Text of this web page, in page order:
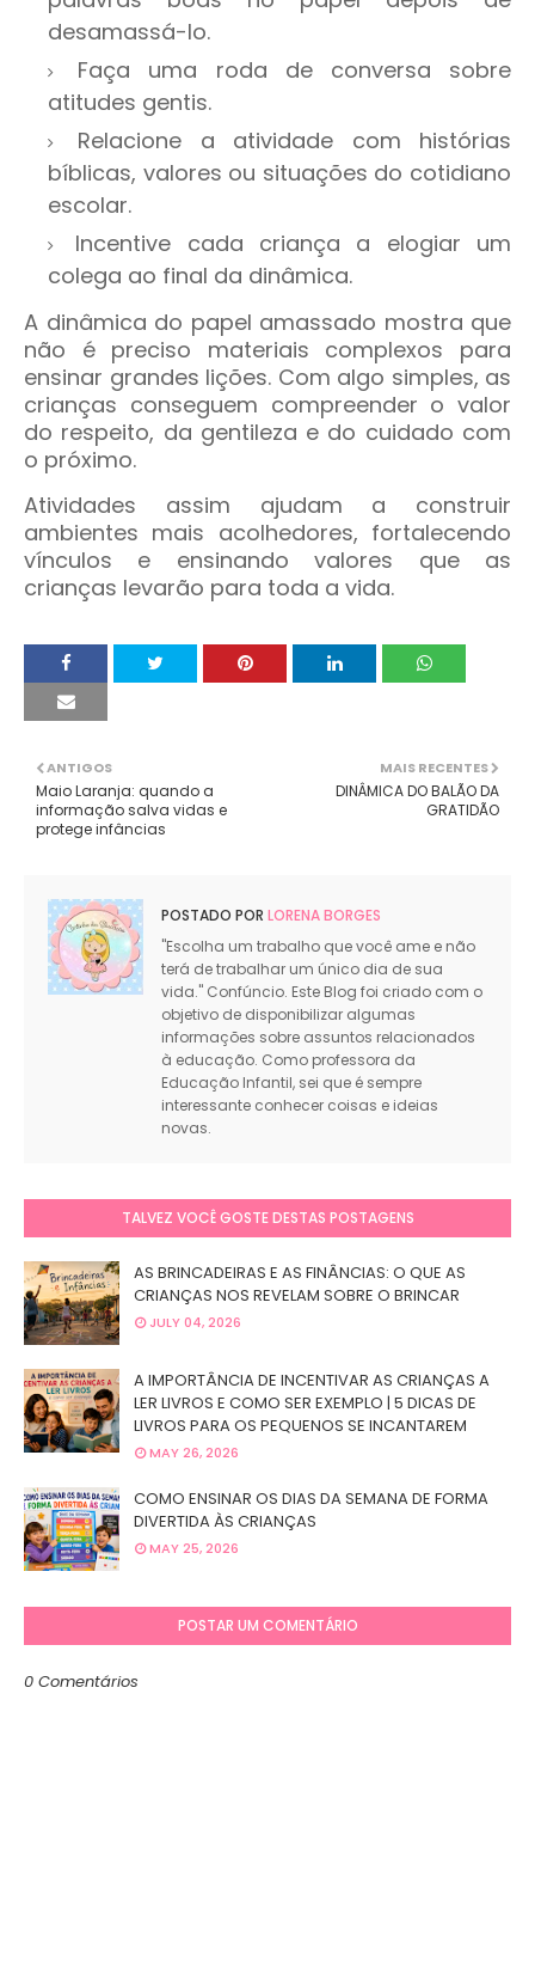
desamassá-lo.
Faça uma roda de conversa sobre
atitudes gentis.
Relacione a atividade com histórias
bíblicas, valores ou situações do cotidiano
escolar.
Incentive cada criança a elogiar um
colega ao final da dinâmica.
A dinâmica do papel amassado mostra que
não é preciso materiais complexos para
ensinar grandes lições. Com algo simples, as
crianças conseguem compreender o valor
do respeito, da gentileza e do cuidado com
o próximo.
Atividades assim ajudam a construir
ambientes mais acolhedores, fortalecendo
vínculos e ensinando valores que as
crianças levarão para toda a vida.
MAIS RECENTES
DINÂMICA DO BALÃO DA
GRATIDÃO
ANTIGOS
Maio Laranja: quando a
informação salva vidas e
protege infâncias
POSTADO POR LORENA BORGES
"Escolha um trabalho que você ame e não
terá de trabalhar um único dia de sua
vida." Confúncio. Este Blog foi criado com o
objetivo de disponibilizar algumas
informações sobre assuntos relacionados
à educação. Como professora da
Educação Infantil, sei que é sempre
interessante conhecer coisas e ideias
novas.
TALVEZ VOCÊ GOSTE DESTAS POSTAGENS
AS BRINCADEIRAS E AS FINÂNCIAS: O QUE AS
CRIANÇAS NOS REVELAM SOBRE O BRINCAR
JULY 04, 2026
A IMPORTÂNCIA DE INCENTIVAR AS CRIANÇAS A
LER LIVROS E COMO SER EXEMPLO | 5 DICAS DE
LIVROS PARA OS PEQUENOS SE INCANTAREM
MAY 26, 2026
COMO ENSINAR OS DIAS DA SEMANA DE FORMA
DIVERTIDA ÀS CRIANÇAS
MAY 25, 2026
POSTAR UM COMENTÁRIO
0 Comentários